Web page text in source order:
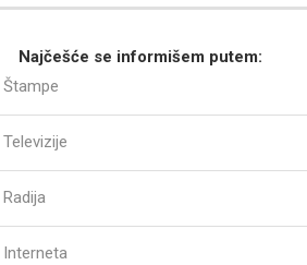
Najčešće se informišem putem:
Štampe
Televizije
Radija
Interneta